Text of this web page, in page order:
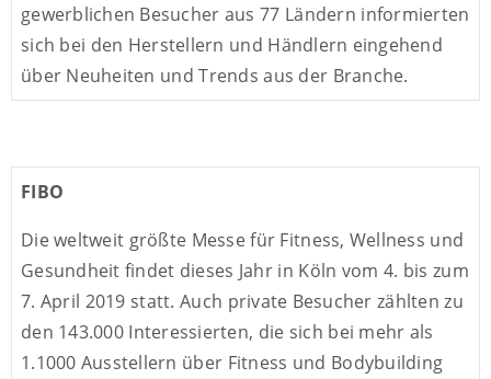
gewerblichen Besucher aus 77 Ländern informierten
sich bei den Herstellern und Händlern eingehend
über Neuheiten und Trends aus der Branche.
FIBO
Die weltweit größte Messe für Fitness, Wellness und
Gesundheit findet dieses Jahr in Köln vom 4. bis zum
7. April 2019 statt. Auch private Besucher zählten zu
den 143.000 Interessierten, die sich bei mehr als
1.1000 Ausstellern über Fitness und Bodybuilding